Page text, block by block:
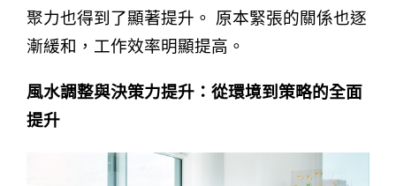
聚力也得到了顯著提升。 原本緊張的關係也逐
漸緩和，工作效率明顯提高。
風水調整與決策力提升：從環境到策略的全面
提升